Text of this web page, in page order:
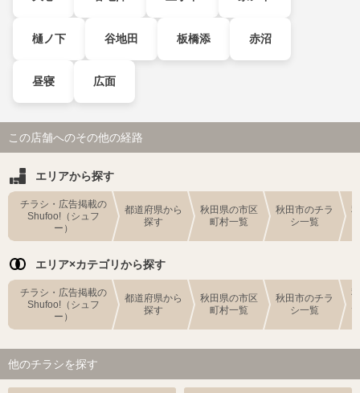
樋ノ下 谷地田 板橋添 赤沼
昼寝 広面
この店舗へのその他の経路
エリアから探す
チラシ・広告掲載の
Shufoo!（シュフ
ー）
都道府県から
探す
秋田県の市区
町村一覧
秋田市のチラ
シ一覧
エリア×カテゴリから探す
チラシ・広告掲載の
Shufoo!（シュフ
ー）
都道府県から
探す
秋田県の市区
町村一覧
秋田市のチラ
シ一覧
他のチラシを探す